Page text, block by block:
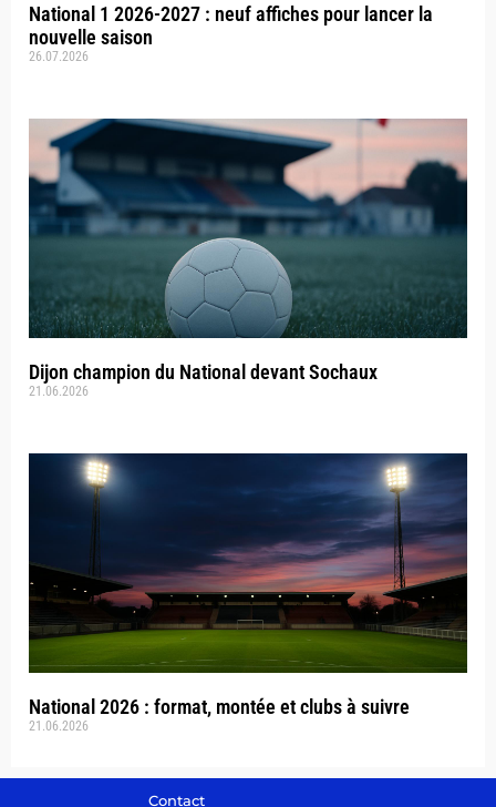
National 1 2026-2027 : neuf affiches pour lancer la
nouvelle saison
26.07.2026
Dijon champion du National devant Sochaux
21.06.2026
National 2026 : format, montée et clubs à suivre
21.06.2026
Contact